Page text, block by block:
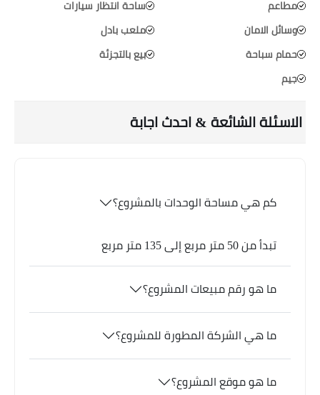
مطاعم
وسائل الامان
حمام سباحة
جيم
ساحة انتظار سيارات
ملعب بادل
بيع بالتجزئة
الاسئلة الشائعة & احدث اجابة
كم هي مساحة الوحدات بالمشروع؟
تبدأ من 50 متر مربع إلى 135 متر مربع
ما هو رقم مبيعات المشروع؟
ما هي الشركة المطورة للمشروع؟
ما هو موقع المشروع؟